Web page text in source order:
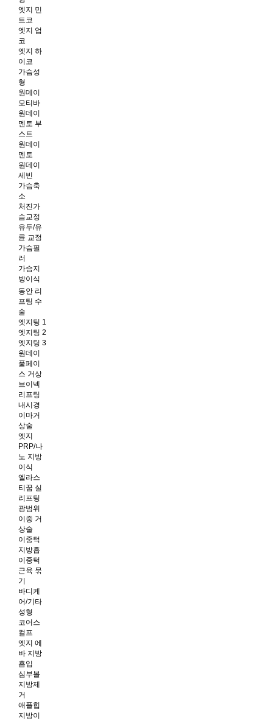
엣지 민
트코
엣지 업
코
엣지 하
이코
가슴성
형
원데이
모티바
원데이
멘토 부
스트
원데이
멘토
원데이
세빈
가슴축
소
처진가
슴교정
유두/유
륜 교정
가슴필
러
가슴지
방이식
동안 리
프팅 수
술
엣지팅 1
엣지팅 2
엣지팅 3
원데이
풀페이
스 거상
브이넥
리프팅
내시경
이마거
상술
엣지
PRP/나
노 지방
이식
엘라스
티꿈 실
리프팅
광범위
이중 거
상술
이중턱
지방흡
이중턱
근육 묶
기
바디케
어/기타
성형
코어스
컬프
엣지 에
바 지방
흡입
심부볼
지방제
거
애플힙
지방이